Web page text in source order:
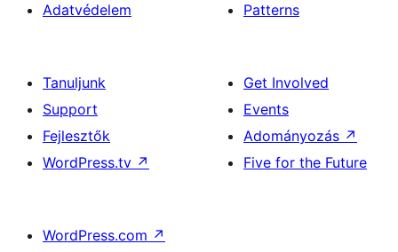
Adatvédelem
Patterns
Tanuljunk
Support
Fejlesztők
WordPress.tv ↗
Get Involved
Events
Adományozás ↗
Five for the Future
WordPress.com ↗